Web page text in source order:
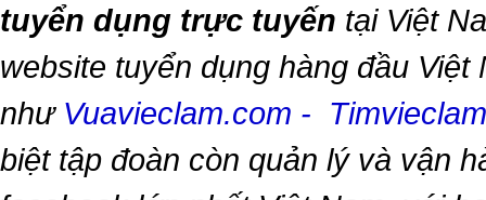
tuyển dụng trực tuyến tại Việt
website tuyển dụng hàng đầu Việt
như Vuavieclam.com -
biệt tập đoàn còn quản lý và vận